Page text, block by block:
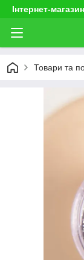
Інтернет-
Товари та